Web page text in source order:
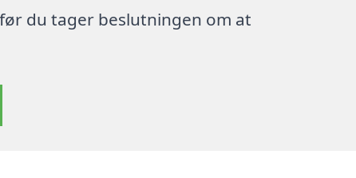
du tager beslutningen om at